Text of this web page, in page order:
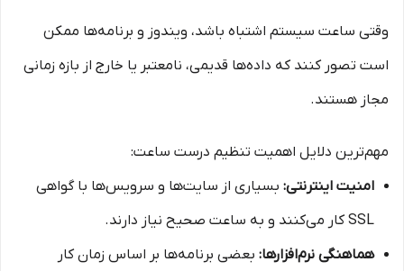
وقتی ساعت سیستم اشتباه باشد، ویندوز و برنامه‌ها ممکن
است تصور کنند که داده‌ها قدیمی، نامعتبر یا خارج از بازه زمانی
مجاز هستند.
مهم‌ترین دلایل اهمیت تنظیم درست ساعت:
امنیت اینترنتی: بسیاری از سایت‌ها و سرویس‌ها با گواهی
SSL کار می‌کنند و به ساعت صحیح نیاز دارند.
هماهنگی نرم‌افزارها: بعضی برنامه‌ها بر اساس زمان کار